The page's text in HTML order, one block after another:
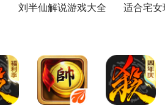
刘半仙解说游戏大全 适合宅女